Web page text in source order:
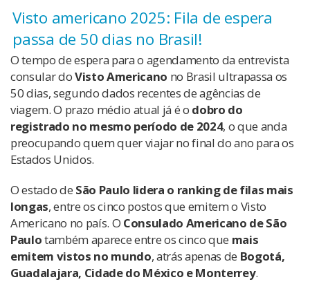
Visto americano 2025: Fila de espera
passa de 50 dias no Brasil!
O tempo de espera para o agendamento da entrevista
consular doVisto Americano no Brasil ultrapassa os
50 dias, segundo dados recentes de agências de
viagem. O prazo médio atual já é o dobro do
registrado no mesmo período de 2024, o que anda
preocupando quem quer viajar no final do ano para os
Estados Unidos.
O estado de São Paulo lidera o ranking de filas mais
longas, entre os cinco postos que emitem o Visto
Americano no país. O Consulado Americano de São
Paulotambém aparece entre os cinco que mais
emitem vistos no mundo, atrás apenas de Bogotá,
Guadalajara, Cidade do México e Monterrey.